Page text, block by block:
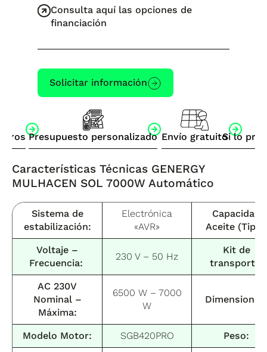
Consulta aquí las opciones de
financiación
Solicitar información
Presupuesto personalizado Envío gratuitoSi lo
Características Técnicas GENERGY
MULHACEN SOL 7000W Automático
Sistema de
estabilización:
Electrónica
«AVR»
Capacidad
Aceite (Tipo):
Voltaje –
Frecuencia:
230 V – 50 Hz
Kit de
transporte:
AC 230V
Nominal –
Máxima:
6500 W – 7000
W
Modelo Motor: SGB420PRO Peso: